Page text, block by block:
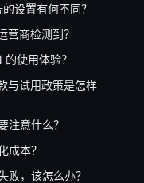
设置有何不同？
营商检测到？
使用体验？
与试用政策是怎样
注意什么？
成本？
败，该怎么办？